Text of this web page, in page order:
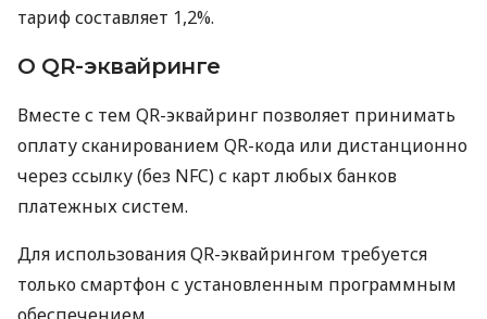
тариф составляет 1,2%.
О QR-эквайринге
Вместе с тем QR-эквайринг позволяет принимать
оплату сканированием QR-кода или дистанционно
через ссылку (без NFC) с карт любых банков
платежных систем.
Для использования QR-эквайрингом требуется
только смартфон с установленным программным